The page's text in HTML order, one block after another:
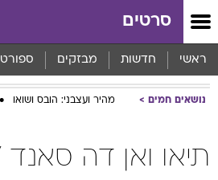
סרטים
ראשי חדשות מבזקים ספורט
נושאים חמים מהיר ועצבני: הובס ושואו